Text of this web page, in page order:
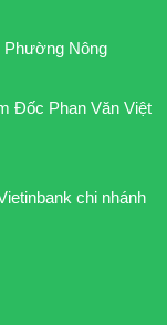
Phường Nông
Đốc Phan Văn Việt
chi nhánh